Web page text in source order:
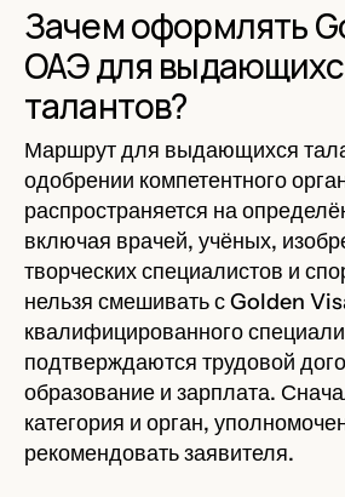
Зачем оформлять
ОАЭ для
талантов?
Маршрут для выдающихся
одобрении компетентного
распространяется на
включая врачей, учёных,
творческих специалистов и
нельзя смешивать с Golden
квалифицированного
подтверждаются трудовой
образование и зарплата.
категория и орган,
рекомендовать заявителя.